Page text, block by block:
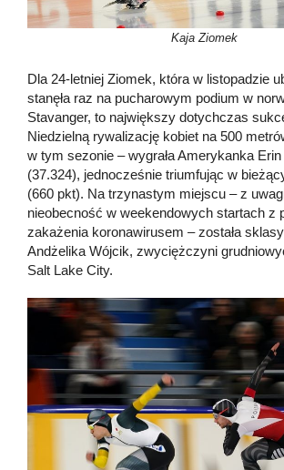
Kaja Ziomek
Dla 24-letniej Ziomek, która w listopadzie
stanęła raz na pucharowym podium w
Stavanger, to największy dotychczas
Niedzielną rywalizację kobiet na 500
w tym sezonie – wygrała Amerykanka
(37.324), jednocześnie triumfując w
(660 pkt). Na trzynastym miejscu – z
nieobecność w weekendowych startach z
zakażenia koronawirusem – została
Andżelika Wójcik, zwyciężczyni
Salt Lake City.